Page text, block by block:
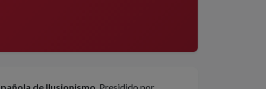
de Ilusionismo . Presidido por